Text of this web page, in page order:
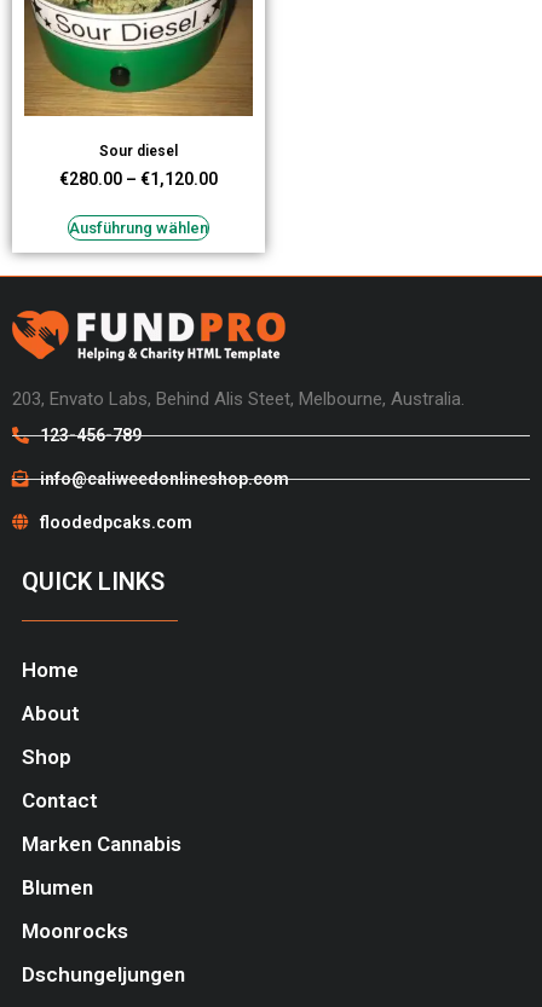
Sour diesel
€280.00 – €1,120.00
Ausführung wählen
203, Envato Labs, Behind Alis Steet, Melbourne, Australia.
123-456-789
info@caliweedonlineshop.com
floodedpcaks.com
QUICK LINKS
Home
About
Shop
Contact
Marken Cannabis
Blumen
Moonrocks
Dschungeljungen